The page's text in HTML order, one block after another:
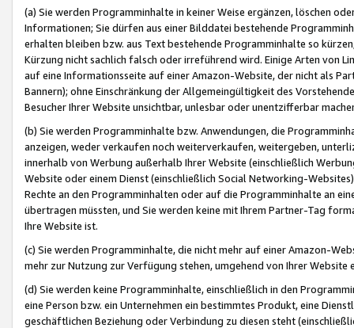
(a) Sie werden Programminhalte in keiner Weise ergänzen, löschen
Informationen; Sie dürfen aus einer Bilddatei bestehende
erhalten bleiben bzw. aus Text bestehende Programminhalte so
Kürzung nicht sachlich falsch oder irreführend wird. Einige Arten von
auf eine Informationsseite auf einer Amazon-Website, der nicht als
Bannern); ohne Einschränkung der Allgemeingültigkeit des
Besucher Ihrer Website unsichtbar, unlesbar oder unentzifferbar
(b) Sie werden Programminhalte bzw. Anwendungen, die
anzeigen, weder verkaufen noch weiterverkaufen, weitergeben,
innerhalb von Werbung außerhalb Ihrer Website (einschließlich
Website oder einem Dienst (einschließlich Social Networking-
Rechte an den Programminhalten oder auf die Programminhalte an
übertragen müssten, und Sie werden keine mit Ihrem Partner-Tag
Ihre Website ist.
(c) Sie werden Programminhalte, die nicht mehr auf einer Amazon-
mehr zur Nutzung zur Verfügung stehen, umgehend von Ihrer
(d) Sie werden keine Programminhalte, einschließlich in den
eine Person bzw. ein Unternehmen ein bestimmtes Produkt, eine
geschäftlichen Beziehung oder Verbindung zu diesen steht